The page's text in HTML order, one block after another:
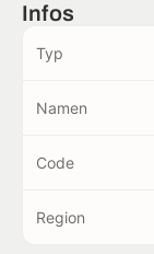
Infos
Typ
Namen
Code
Region